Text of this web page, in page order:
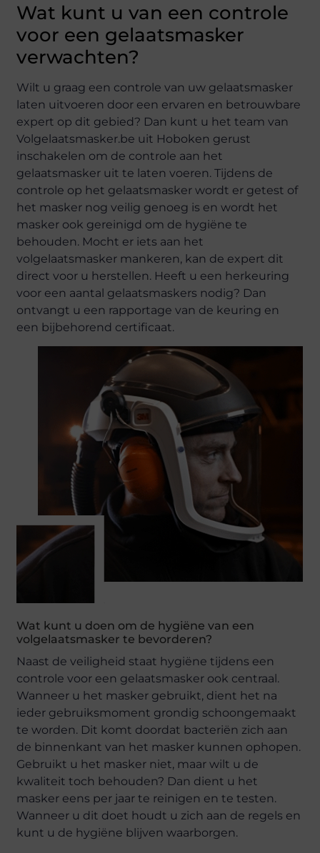
Wat kunt u van een controle
voor een gelaatsmasker
verwachten?
Wilt u graag een controle van uw gelaatsmasker
laten uitvoeren door een ervaren en betrouwbare
expert op dit gebied? Dan kunt u het team van
Volgelaatsmasker.be uit Hoboken gerust
inschakelen om de controle aan het
gelaatsmasker uit te laten voeren. Tijdens de
controle op het gelaatsmasker wordt er getest of
het masker nog veilig genoeg is en wordt het
masker ook gereinigd om de hygiëne te
behouden. Mocht er iets aan het
volgelaatsmasker mankeren, kan de expert dit
direct voor u herstellen. Heeft u een herkeuring
voor een aantal gelaatsmaskers nodig? Dan
ontvangt u een rapportage van de keuring en
een bijbehorend certificaat.
Wat kunt u doen om de hygiëne van een
volgelaatsmasker te bevorderen?
Naast de veiligheid staat hygiëne tijdens een
controle voor een gelaatsmasker ook centraal.
Wanneer u het masker gebruikt, dient het na
ieder gebruiksmoment grondig schoongemaakt
te worden. Dit komt doordat bacteriën zich aan
de binnenkant van het masker kunnen ophopen.
Gebruikt u het masker niet, maar wilt u de
kwaliteit toch behouden? Dan dient u het
masker eens per jaar te reinigen en te testen.
Wanneer u dit doet houdt u zich aan de regels en
kunt u de hygiëne blijven waarborgen.